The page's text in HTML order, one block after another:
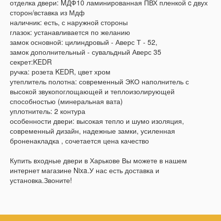
отделка двери: MДФ10 ламинированная ПВХ пленкой c двух
сторон/вставка из Мдф
наличник: есть, с наружной стороны
глазок: устанавливается по желанию
замок основной: цилиндровый - Аверс Т - 52,
замок дополнительный - сувальдный Аверс 35
секрет:KEDR
ручка: розета KEDR, цвет хром
утеплитель полотна: современный ЭКО наполнитель с
высокой звукопоглощающей и теплоизолирующей
способностью (минеральная вата)
уплотнитель: 2 контура
особенности двери: высокая тепло и шумо изоляция,
современный дизайн, надежные замки, усиленная
броненакладка , сочетается цена качество
Купить входные двери в Харькове Вы можете в нашем
интернет магазине Nixa.У нас есть доставка и
установка.Звоните!